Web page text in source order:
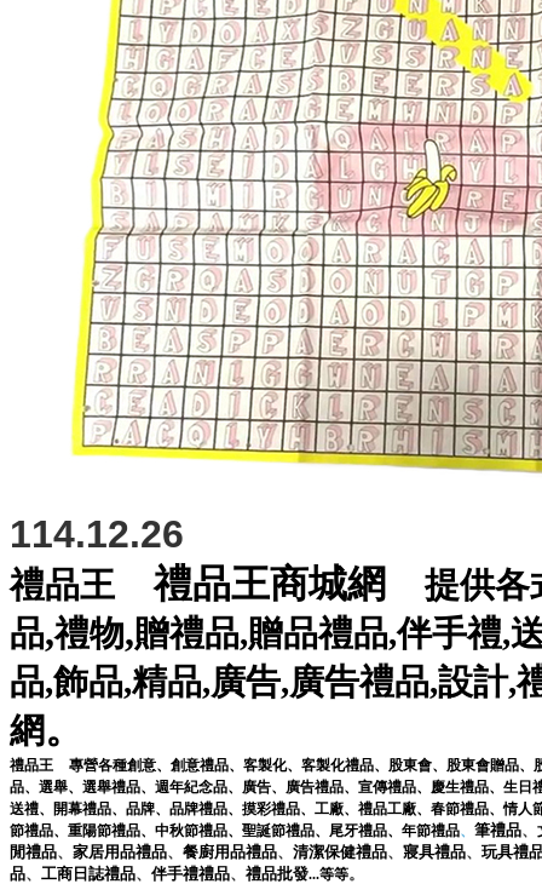
114.12.26
禮品王 禮品王商城網
提供各
品,禮物,贈禮品,贈品禮品,伴手禮,
品,飾品,精品,廣告,廣告禮品,設計,
網。
禮品王 專營各種創意、 創意禮品、 客製化、 客製化禮品、 股東會、 股東會贈品、
品、 選舉、 選舉禮品、 週年紀念品、 廣告、 廣告禮品、 宣傳禮品、 慶生禮品、 生日
送禮、 開幕禮品、 品牌、 品牌禮品、 摸彩禮品、 工廠、 禮品工廠、 春節禮品、情人
節禮品、 重陽節禮品、 中秋節禮品、 聖誕節禮品、 尾牙禮品、 年節禮品、 筆禮品、
閒禮品、 家居用品禮品、 餐廚用品禮品、 清潔保健禮品、 寢具禮品、 玩具禮
品、 工商日誌禮品、 伴手禮禮品、 禮品批發...等等。